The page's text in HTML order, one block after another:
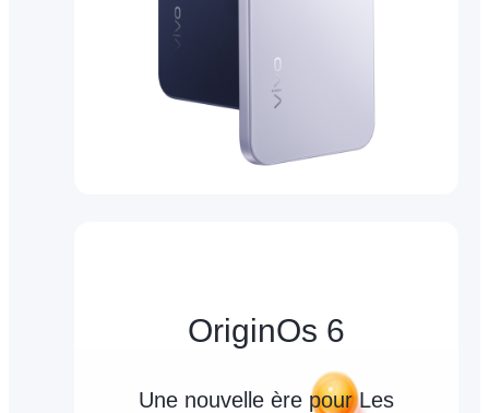
OriginOs 6
Une nouvelle ère pour Les